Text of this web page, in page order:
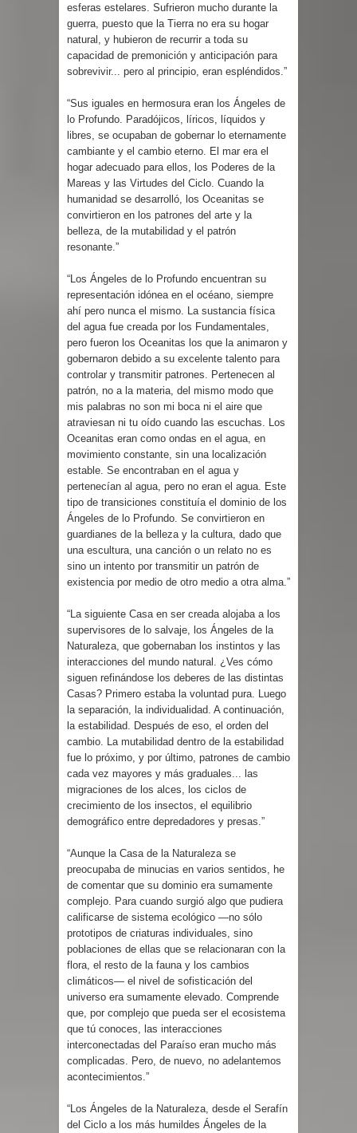
esferas estelares. Sufrieron mucho durante la
guerra, puesto que la Tierra no era su hogar
natural, y hubieron de recurrir a toda su
capacidad de premonición y anticipación para
sobrevivir... pero al principio, eran espléndidos.”
“Sus iguales en hermosura eran los Ángeles de
lo Profundo. Paradójicos, líricos, líquidos y
libres, se ocupaban de gobernar lo eternamente
cambiante y el cambio eterno. El mar era el
hogar adecuado para ellos, los Poderes de la
Mareas y las Virtudes del Ciclo. Cuando la
humanidad se desarrolló, los Oceanitas se
convirtieron en los patrones del arte y la
belleza, de la mutabilidad y el patrón
resonante.”
“Los Ángeles de lo Profundo encuentran su
representación idónea en el océano, siempre
ahí pero nunca el mismo. La sustancia física
del agua fue creada por los Fundamentales,
pero fueron los Oceanitas los que la animaron y
gobernaron debido a su excelente talento para
controlar y transmitir patrones. Pertenecen al
patrón, no a la materia, del mismo modo que
mis palabras no son mi boca ni el aire que
atraviesan ni tu oído cuando las escuchas. Los
Oceanitas eran como ondas en el agua, en
movimiento constante, sin una localización
estable. Se encontraban en el agua y
pertenecían al agua, pero no eran el agua. Este
tipo de transiciones constituía el dominio de los
Ángeles de lo Profundo. Se convirtieron en
guardianes de la belleza y la cultura, dado que
una escultura, una canción o un relato no es
sino un intento por transmitir un patrón de
existencia por medio de otro medio a otra alma.”
“La siguiente Casa en ser creada alojaba a los
supervisores de lo salvaje, los Ángeles de la
Naturaleza, que gobernaban los instintos y las
interacciones del mundo natural. ¿Ves cómo
siguen refinándose los deberes de las distintas
Casas? Primero estaba la voluntad pura. Luego
la separación, la individualidad. A continuación,
la estabilidad. Después de eso, el orden del
cambio. La mutabilidad dentro de la estabilidad
fue lo próximo, y por último, patrones de cambio
cada vez mayores y más graduales... las
migraciones de los alces, los ciclos de
crecimiento de los insectos, el equilibrio
demográfico entre depredadores y presas.”
“Aunque la Casa de la Naturaleza se
preocupaba de minucias en varios sentidos, he
de comentar que su dominio era sumamente
complejo. Para cuando surgió algo que pudiera
calificarse de sistema ecológico —no sólo
prototipos de criaturas individuales, sino
poblaciones de ellas que se relacionaran con la
flora, el resto de la fauna y los cambios
climáticos— el nivel de sofisticación del
universo era sumamente elevado. Comprende
que, por complejo que pueda ser el ecosistema
que tú conoces, las interacciones
interconectadas del Paraíso eran mucho más
complicadas. Pero, de nuevo, no adelantemos
acontecimientos.”
“Los Ángeles de la Naturaleza, desde el Serafín
del Ciclo a los más humildes Ángeles de la